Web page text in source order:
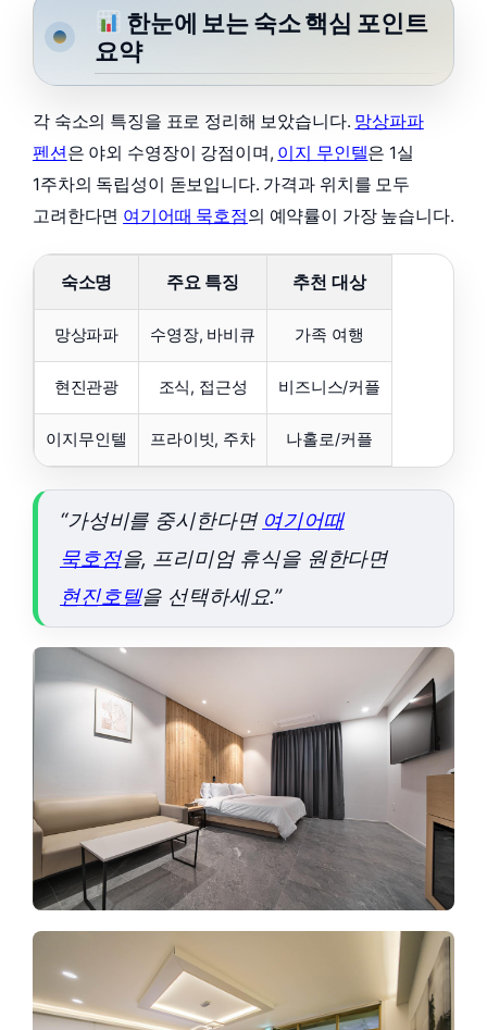
한눈에 보는 숙소 핵심 포인트
요약
각 숙소의 특징을 표로 정리해 보았습니다. 망상파파
펜션은 야외 수영장이 강점이며, 이지 무인텔은 1실
1주차의 독립성이 돋보입니다. 가격과 위치를 모두
고려한다면 여기어때 묵호점의 예약률이 가장 높습니다.
숙소명 주요 특징 추천 대상
망상파파 수영장, 바비큐 가족 여행
현진관광 조식, 접근성 비즈니스/커플
이지무인텔 프라이빗, 주차 나홀로/커플
“가성비를 중시한다면 여기어때
묵호점을, 프리미엄 휴식을 원한다면
현진호텔을 선택하세요.”